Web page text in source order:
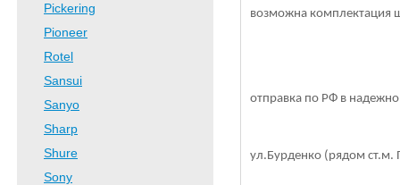
Pickering
Pioneer
Rotel
Sansui
Sanyo
Sharp
Shure
Sony
возможна комплектация
отправка по РФ в
ул.Бурденко (рядом ст.м.